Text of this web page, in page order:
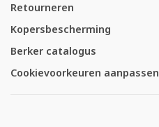
Retourneren
Kopersbescherming
Berker catalogus
Cookievoorkeuren aanpassen